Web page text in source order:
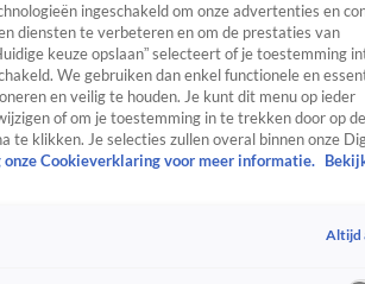
ingeschakeld om onze advertenties en
diensten te verbeteren en om de prestaties van
keuze opslaan” selecteert of je toestemming
We gebruiken dan enkel functionele en
en veilig te houden. Je kunt dit menu op ieder
of om je toestemming in te trekken door op
te klikken. Je selecties zullen overal binnen onze
onze Cookieverklaring voor meer informatie.
Altijd